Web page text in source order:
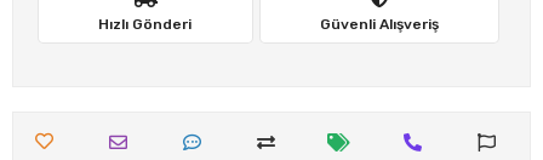
Hızlı Gönderi Güvenli Alışveriş